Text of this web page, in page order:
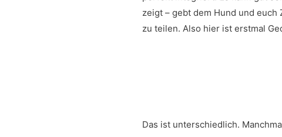
zeigt – gebt dem Hund und
zu teilen. Also hier ist erstmal
Das ist unterschiedlich.